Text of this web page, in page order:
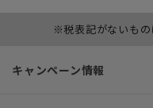
※税表記がないもの
キャンペーン情報